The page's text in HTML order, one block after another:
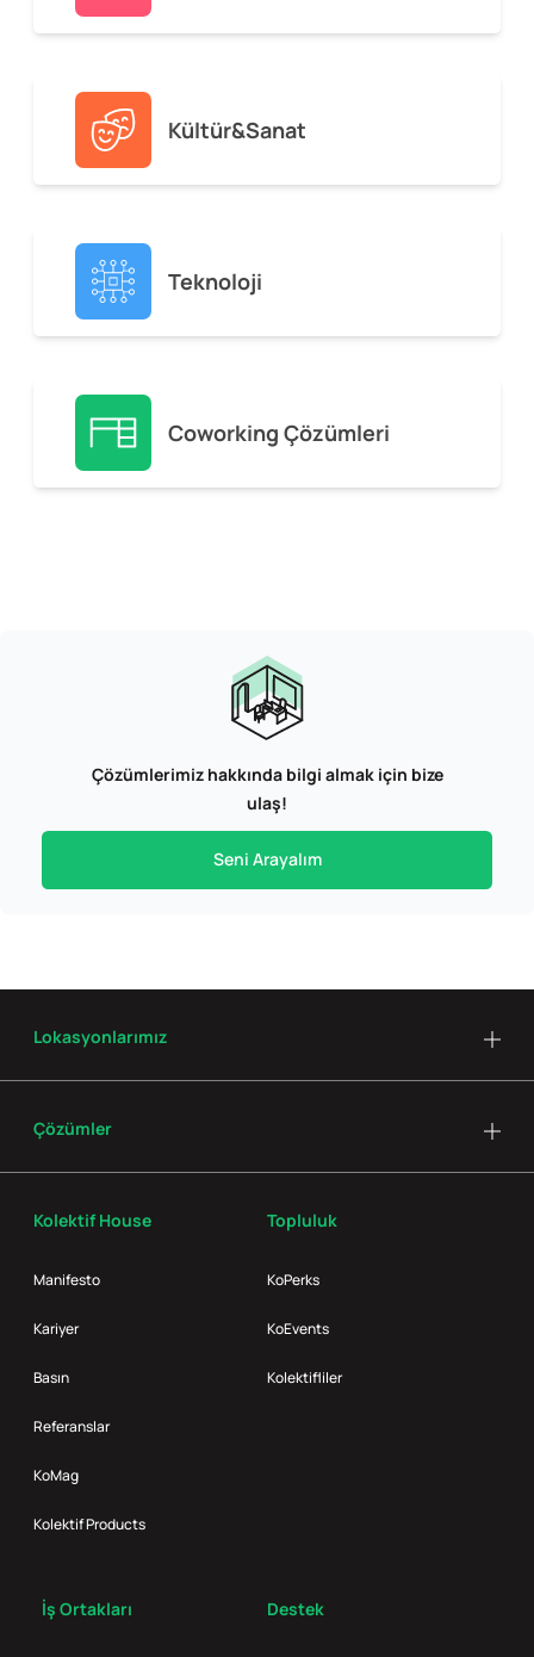
Kültür&Sanat
Teknoloji
Coworking Çözümleri
Çözümlerimiz hakkında bilgi almak için bize
ulaş!
Seni Arayalım
Kolektif House
Manifesto
Kariyer
Basın
Referanslar
KoMag
Kolektif Products
Topluluk
KoPerks
KoEvents
Kolektifliler
İş Ortakları Destek
Lokasyonlarımız
Çözümler